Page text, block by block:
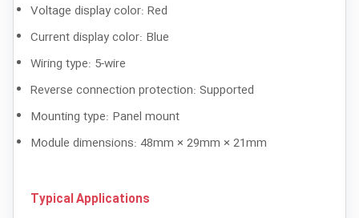
Voltage display color: Red
Current display color: Blue
Wiring type: 5-wire
Reverse connection protection: Supported
Mounting type: Panel mount
Module dimensions: 48mm × 29mm × 21mm
Typical Applications